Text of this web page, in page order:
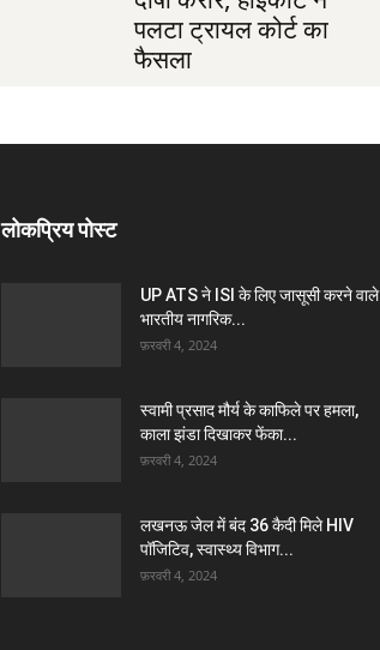
पलटा ट्रायल कोर्ट का
फैसला
लोकप्रिय पोस्ट
UP ATS ने ISI के लिए जासूसी करने वाले
भारतीय नागरिक...
फ़रवरी 4, 2024
स्वामी प्रसाद मौर्य के काफिले पर हमला,
काला झंडा दिखाकर फेंका...
फ़रवरी 4, 2024
लखनऊ जेल में बंद 36 कैदी मिले HIV
पॉजिटिव, स्वास्थ्य विभाग...
फ़रवरी 4, 2024